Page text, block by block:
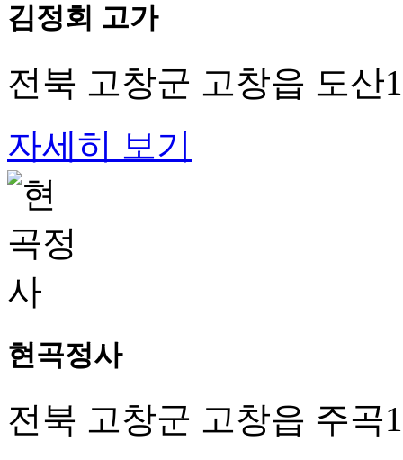
김정회 고가
전북 고창군 고창읍 도산
자세히 보기
현곡정사
전북 고창군 고창읍 주곡